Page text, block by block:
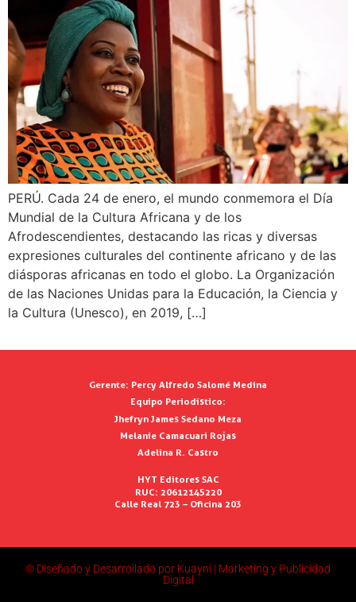
PERÚ. Cada 24 de enero, el mundo conmemora el Día
Mundial de la Cultura Africana y de los
Afrodescendientes, destacando las ricas y diversas
expresiones culturales del continente africano y de las
diásporas africanas en todo el globo. La Organización
de las Naciones Unidas para la Educación, la Ciencia y
la Cultura (Unesco), en 2019, […]
Gerente: Percy Alfredo Salomé Medina
Equipo Periodístico:
Jhefryn James Sedano Meza
Melanie Camacuari Rojas
Adelina R. Castro
HYT Editores SAC
RUC: 20612145220
Calle Real 723 – Oficina 203
© Diseñado y Desarrollado por Kuayni | Marketing y Publicidad
Digital